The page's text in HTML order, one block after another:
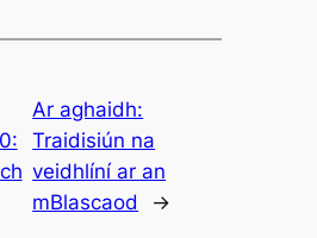
Ar aghaidh:
Traidisiún na
veidhlíní ar an
mBlascaod
→